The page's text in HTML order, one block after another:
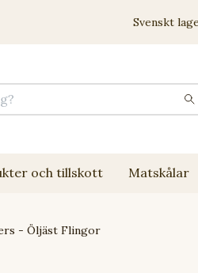
Svenskt
och tillskott Matskålar
- Öljäst Flingor